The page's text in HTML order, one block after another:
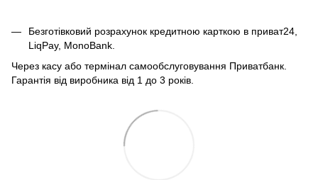
Безготівковий розрахунок кредитною карткою в приват24,
LiqPay, MonoBank.
Через касу або термінал самообслуговування Приватбанк.
Гарантія від виробника від 1 до 3 років.